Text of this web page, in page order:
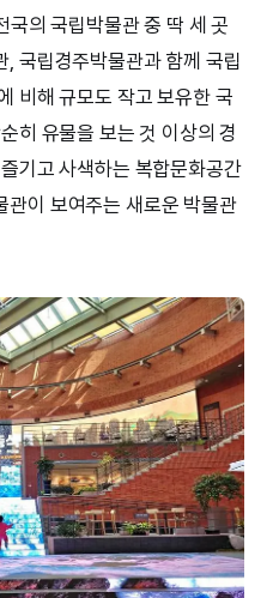
의 국립박물관 중 딱 세 곳
국립경주박물관과 함께 국립
비해 규모도 작고 보유한 국
히 유물을 보는 것 이상의 경
기고 사색하는 복합문화공간
관이 보여주는 새로운 박물관